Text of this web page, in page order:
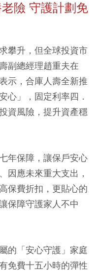
險 守護計劃免
攀升，但全球投資市
副總經理趙重夫在
示，合庫人壽全新推
心」，固定利率四．
資風險，提升資產穩
年保障，讓保戶安心
因應未來重大支出，
保費折扣，更貼心的
保障守護家人不中
的「安心守護」家庭
免費十五小時的彈性